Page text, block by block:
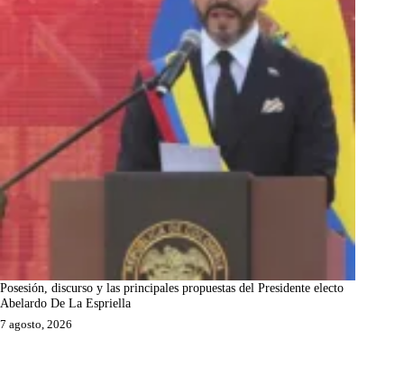
Posesión, discurso y las principales propuestas del Presidente electo
Abelardo De La Espriella
7 agosto, 2026